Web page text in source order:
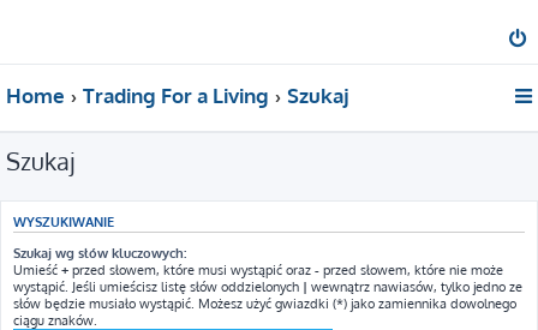
Home Trading For a Living Szukaj
Szukaj
WYSZUKIWANIE
Szukaj wg słów kluczowych:
Umieść + przed słowem, które musi wystąpić oraz - przed słowem, które nie może
wystąpić. Jeśli umieścisz listę słów oddzielonych | wewnątrz nawiasów, tylko jedno ze
słów będzie musiało wystąpić. Możesz użyć gwiazdki (*) jako zamiennika dowolnego
ciągu znaków.